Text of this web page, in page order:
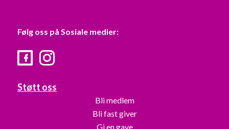
Følg oss på Sosiale medier:
FacebookInstagram
Støtt oss
Bli medlem
Bli fast giver
Gi en gave